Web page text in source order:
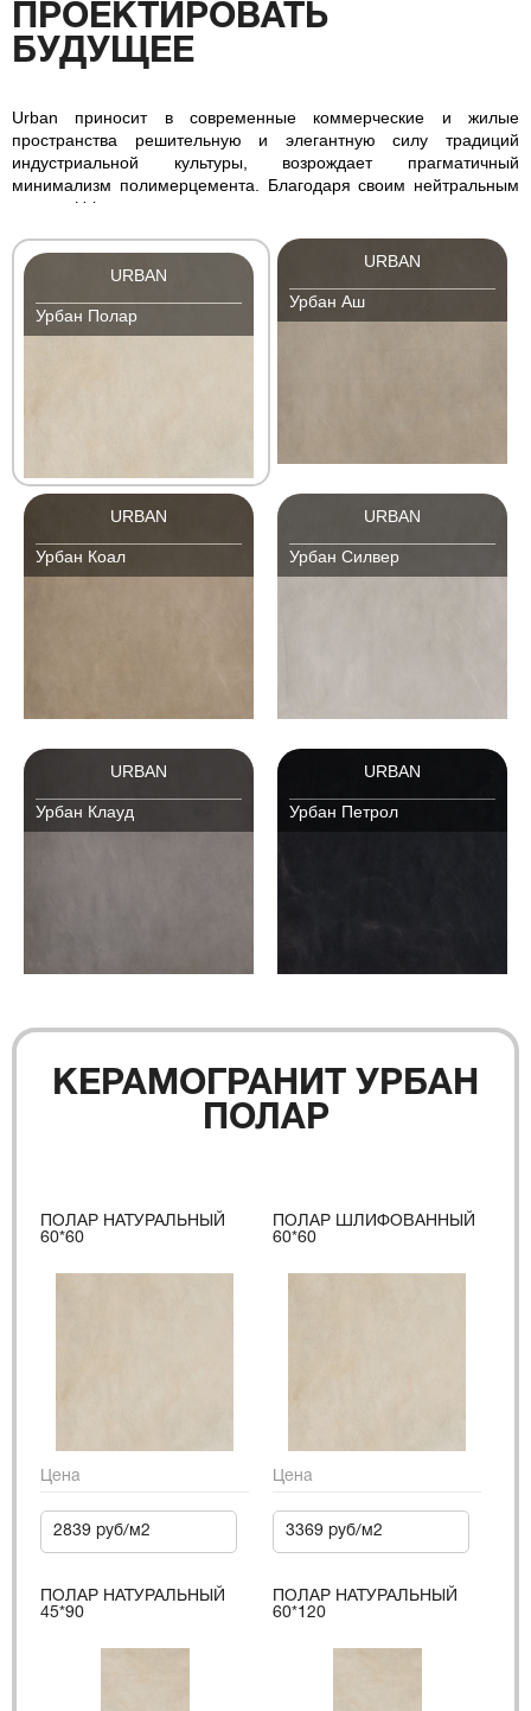
ПРОЕКТИРОВАТЬ
БУДУЩЕЕ
Urban приносит в современные коммерческие и жилые
пространства решительную и элегантную силу традиций
индустриальной культуры, возрождает прагматичный
минимализм полимерцемента. Благодаря своим нейтральным
цветам Urban изысканно гармонирует с другими материалами
дизайн и предметы обстановки.
URBAN
Урбан Полар
URBAN
Урбан Аш
URBAN
Урбан Коал
URBAN
Урбан Силвер
URBAN
Урбан Клауд
URBAN
Урбан Петрол
КЕРАМОГРАНИТ УРБАН
ПОЛАР
ПОЛАР НАТУРАЛЬНЫЙ
60*60
Цена
2839 руб/м2
ПОЛАР ШЛИФОВАННЫЙ
60*60
Цена
3369 руб/м2
ПОЛАР НАТУРАЛЬНЫЙ
45*90
ПОЛАР НАТУРАЛЬНЫЙ
60*120